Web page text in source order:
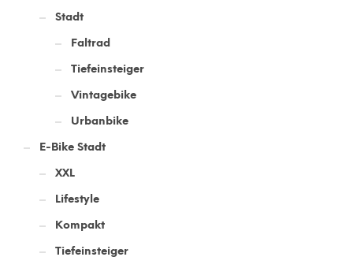
Stadt
Faltrad
Tiefeinsteiger
Vintagebike
Urbanbike
E-Bike Stadt
XXL
Lifestyle
Kompakt
Tiefeinsteiger